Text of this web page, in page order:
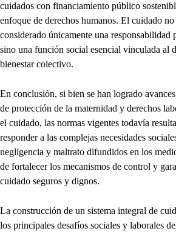
cuidados con financiamiento público
enfoque de derechos humanos. El cuidado
considerado únicamente una responsabilidad
sino una función social esencial vinculada al
bienestar colectivo.
En conclusión, si bien se han logrado
de protección de la maternidad y derechos
el cuidado, las normas vigentes todavía
responder a las complejas necesidades
negligencia y maltrato difundidos en los
de fortalecer los mecanismos de control y
cuidado seguros y dignos.
La construcción de un sistema integral de
los principales desafíos sociales y laborales